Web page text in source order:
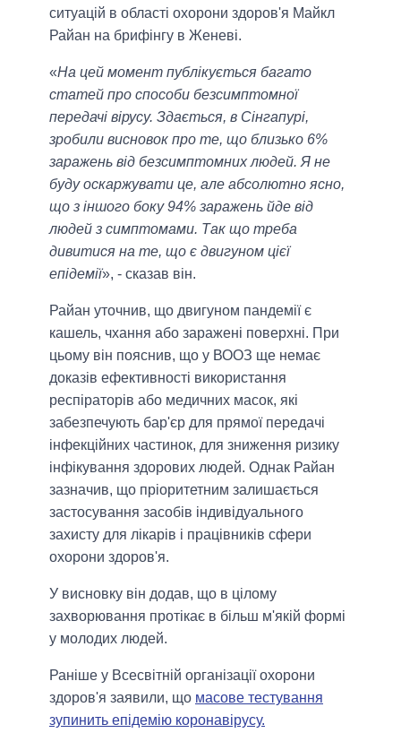
ситуацій в області охорони здоров'я Майкл
Райан на брифінгу в Женеві.
«На цей момент публікується багато
статей про способи безсимптомної
передачі вірусу. Здається, в Сінгапурі,
зробили висновок про те, що близько 6%
заражень від безсимптомних людей. Я не
буду оскаржувати це, але абсолютно ясно,
що з іншого боку 94% заражень йде від
людей з симптомами. Так що треба
дивитися на те, що є двигуном цієї
епідемії», - сказав він.
Райан уточнив, що двигуном пандемії є
кашель, чхання або заражені поверхні. При
цьому він пояснив, що у ВООЗ ще немає
доказів ефективності використання
респіраторів або медичних масок, які
забезпечують бар'єр для прямої передачі
інфекційних частинок, для зниження ризику
інфікування здорових людей. Однак Райан
зазначив, що пріоритетним залишається
застосування засобів індивідуального
захисту для лікарів і працівників сфери
охорони здоров'я.
У висновку він додав, що в цілому
захворювання протікає в більш м'якій формі
у молодих людей.
Раніше у Всесвітній організації охорони
здоров'я заявили, що масове тестування
зупинить епідемію коронавірусу.